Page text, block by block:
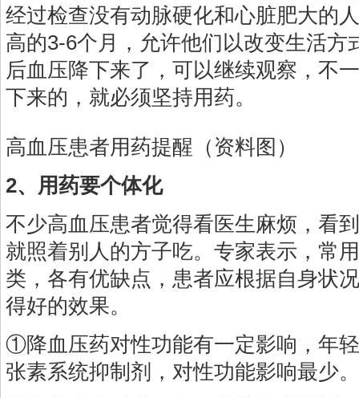
经过检查没有动脉硬化和心脏肥大的
高的3-6个月，允许他们以改变生活方
后血压降下来了，可以继续观察，不
下来的，就必须坚持用药。
高血压患者用药提醒（资料图）
2、用药要个体化
不少高血压患者觉得看医生麻烦，看
就照着别人的方子吃。专家表示，常
类，各有优缺点，患者应根据自身状
得好的效果。
①降血压药对性功能有一定影响，年
张素系统抑制剂，对性功能影响最少。